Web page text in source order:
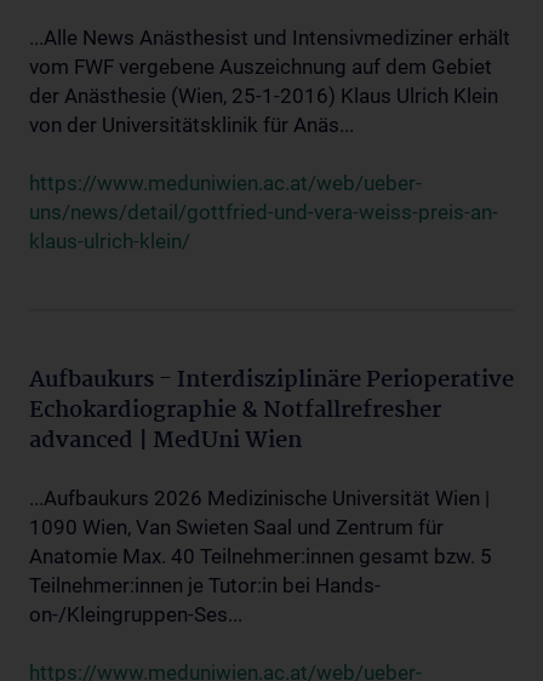
...Alle News Anästhesist und Intensivmediziner erhält
vom FWF vergebene Auszeichnung auf dem Gebiet
der Anästhesie (Wien, 25-1-2016) Klaus Ulrich Klein
von der Universitätsklinik für Anäs...
https://www.meduniwien.ac.at/web/ueber-
uns/news/detail/gottfried-und-vera-weiss-preis-an-
klaus-ulrich-klein/
Aufbaukurs - Interdisziplinäre Perioperative
Echokardiographie & Notfallrefresher
advanced | MedUni Wien
...Aufbaukurs 2026 Medizinische Universität Wien |
1090 Wien, Van Swieten Saal und Zentrum für
Anatomie Max. 40 Teilnehmer:innen gesamt bzw. 5
Teilnehmer:innen je Tutor:in bei Hands-
on-/Kleingruppen-Ses...
https://www.meduniwien.ac.at/web/ueber-